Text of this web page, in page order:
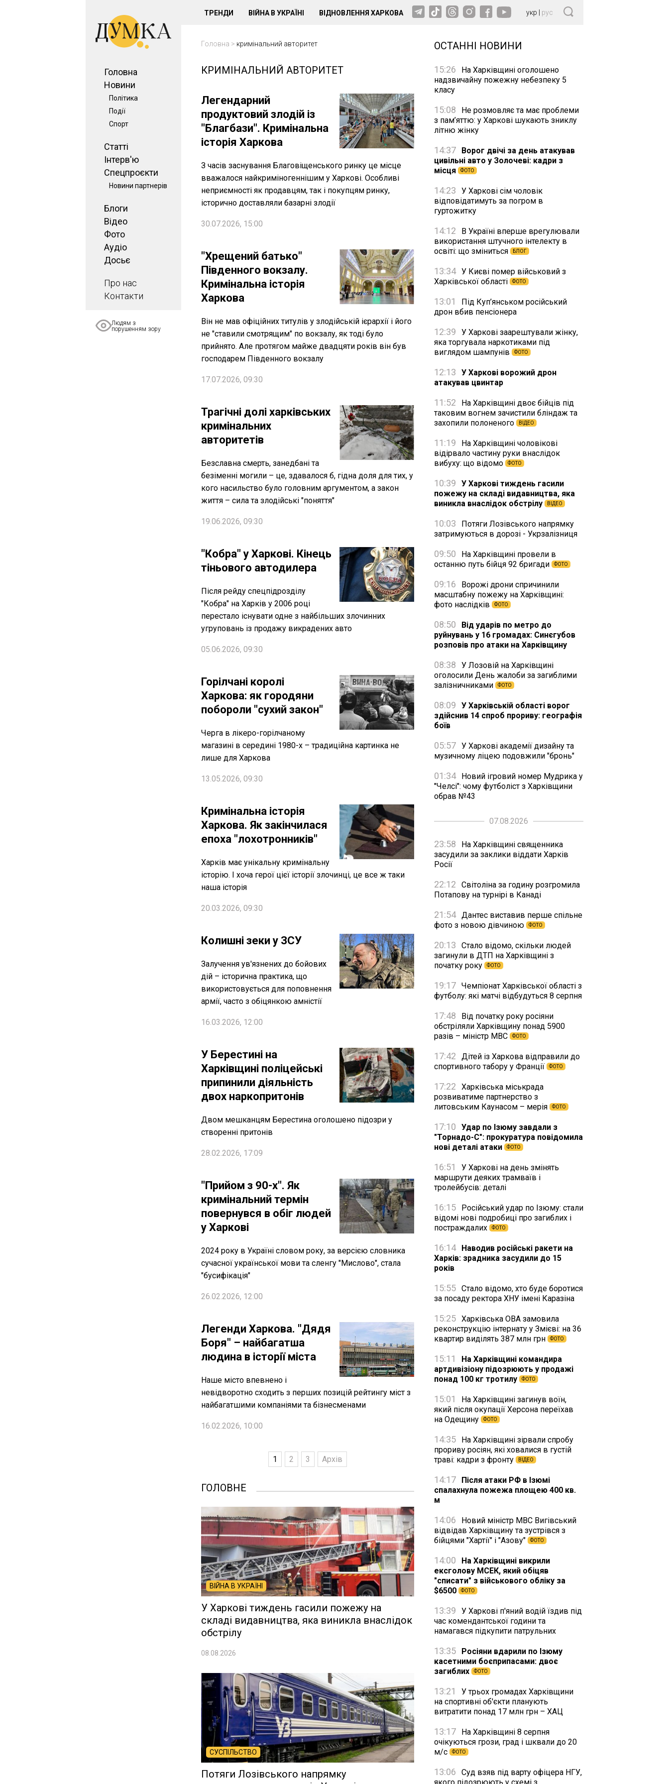
Головна
Новини
Політика
Події
Спорт
Статті
Інтерв'ю
Спецпроєкти
Новини партнерів
Блоги
Відео
Фото
Аудіо
Досьє
Про нас
Контакти
Людям з
порушенням зору
ТРЕНДИ ВІЙНА В УКРАЇНІ ВІДНОВЛЕННЯ ХАРКОВА укр рус
Головна > кримінальний авторитет
КРИМІНАЛЬНИЙ АВТОРИТЕТ
Легендарний
продуктовий злодій із
"Благбази". Кримінальна
історія Харкова
З часів заснування Благовіщенського ринку це місце
вважалося найкриміногеннішим у Харкові. Особливі
неприємності як продавцям, так і покупцям ринку,
історично доставляли базарні злодії
30.07.2026, 15:00
"Хрещений батько"
Південного вокзалу.
Кримінальна історія
Харкова
Він не мав офіційних титулів у злодійській ієрархії і його
не "ставили смотрящим" по вокзалу, як тоді було
прийнято. Але протягом майже двадцяти років він був
господарем Південного вокзалу
17.07.2026, 09:30
Трагічні долі харківських
кримінальних
авторитетів
Безславна смерть, занедбані та
безіменні могили – це, здавалося б, гідна доля для тих, у
кого насильство було головним аргументом, а закон
життя – сила та злодійські "поняття"
19.06.2026, 09:30
"Кобра" у Харкові. Кінець
тіньового автодилера
Після рейду спецпідрозділу
"Кобра" на Харків у 2006 році
перестало існувати одне з найбільших злочинних
угруповань із продажу викрадених авто
05.06.2026, 09:30
Горілчані королі
Харкова: як городяни
побороли "сухий закон"
Черга в лікеро-горілчаному
магазині в середині 1980-х – традиційна картинка не
лише для Харкова
13.05.2026, 09:30
Кримінальна історія
Харкова. Як закінчилася
епоха "лохотронників"
Харків має унікальну кримінальну
історію. І хоча герої цієї історії злочинці, це все ж таки
наша історія
20.03.2026, 09:30
Колишні зеки у ЗСУ
Залучення ув'язнених до бойових
дій – історична практика, що
використовується для поповнення
армії, часто з обіцянкою амністії
16.03.2026, 12:00
У Берестині на
Харківщині поліцейські
припинили діяльність
двох наркопритонів
Двом мешканцям Берестина оголошено підозри у
створенні притонів
28.02.2026, 17:09
"Прийом з 90-х". Як
кримінальний термін
повернувся в обіг людей
у Харкові
2024 року в Україні словом року, за версією словника
сучасної української мови та сленгу "Мислово", стала
"бусифікація"
26.02.2026, 12:00
Легенди Харкова. "Дядя
Боря" – найбагатша
людина в історії міста
Наше місто впевнено і
невідворотно сходить з перших позицій рейтингу міст з
найбагатшими компаніями та бізнесменами
16.02.2026, 10:00
1 2 3 Архів
ГОЛОВНЕ
ВІЙНА В УКРАЇНІ
У Харкові тиждень гасили пожежу на
складі видавництва, яка виникла внаслідок
обстрілу
08.08.2026
СУСПІЛЬСТВО
Потяги Лозівського напрямку
ОСТАННІ НОВИНИ
15:26
На Харківщині оголошено
надзвичайну пожежну небезпеку 5
класу
15:08
Не розмовляє та має проблеми
з пам’яттю: у Харкові шукають зниклу
літню жінку
14:37
Ворог двічі за день атакував
цивільні авто у Золочеві: кадри з
місця
ФОТО
14:23
У Харкові сім чоловік
відповідатимуть за погром в
гуртожитку
14:12
В Україні вперше врегулювали
використання штучного інтелекту в
освіті: що зміниться
БЛОГ
13:34 У Києві помер військовий з
Харківської області
ФОТО
13:01
Під Куп’янськом російський
дрон вбив пенсіонера
12:39
У Харкові заарештували жінку,
яка торгувала наркотиками під
виглядом шампунів
ФОТО
12:13
У Харкові ворожий дрон
атакував цвинтар
11:52
На Харківщині двоє бійців під
таковим вогнем зачистили бліндаж та
захопили полоненого
ВІДЕО
11:19
На Харківщині чоловікові
відірвало частину руки внаслідок
вибуху: що відомо
ФОТО
10:39
У Харкові тиждень гасили
пожежу на складі видавництва, яка
виникла внаслідок обстрілу
ВІДЕО
10:03
Потяги Лозівського напрямку
затримуються в дорозі - Укрзалізниця
09:50
На Харківщині провели в
останню путь бійця 92 бригади
ФОТО
09:16
Ворожі дрони спричинили
масштабну пожежу на Харківщині:
фото наслідків
ФОТО
08:50
Від ударів по метро до
руйнувань у 16 громадах: Синєгубов
розповів про атаки на Харківщину
08:38
У Лозовій на Харківщині
оголосили День жалоби за загиблими
залізничниками
ФОТО
08:09
У Харківській області ворог
здійснив 14 спроб прориву: географія
боїв
05:57 У Харкові академії дизайну та
музичному ліцею подовжили "бронь"
01:34
Новий ігровий номер Мудрика у
"Челсі": чому футболіст з Харківщини
обрав №43
07.08.2026
23:58
На Харківщині священника
засудили за заклики віддати Харків
Росії
22:12
Світоліна за годину розгромила
Потапову на турнірі в Канаді
21:54 Дантес виставив перше спільне
фото з новою дівчиною
ФОТО
20:13
Стало відомо, скільки людей
загинули в ДТП на Харківщині з
початку року
ФОТО
19:17 Чемпіонат Харківської області з
футболу: які матчі відбудуться 8 серпня
17:48
Від початку року росіяни
обстріляли Харківщину понад 5900
разів – міністр МВС
ФОТО
17:42
Дітей із Харкова відправили до
спортивного табору у Франції
ФОТО
17:22
Харківська міськрада
розвиватиме партнерство з
литовським Каунасом – мерія
ФОТО
17:10
Удар по Ізюму завдали з
"Торнадо-С": прокуратура повідомила
нові деталі атаки
ФОТО
16:51
У Харкові на день змінять
маршрути деяких трамваїв і
тролейбусів: деталі
16:15
Російський удар по Ізюму: стали
відомі нові подробиці про загиблих і
постраждалих
ФОТО
16:14
Наводив російські ракети на
Харків: зрадника засудили до 15
років
15:55 Стало відомо, хто буде боротися
за посаду ректора ХНУ імені Каразіна
15:25 Харківська ОВА замовила
реконструкцію інтернату у Змієві: на 36
квартир виділять 387 млн грн
ФОТО
15:11
На Харківщині командира
артдивізіону підозрюють у продажі
понад 100 кг тротилу
ФОТО
15:01
На Харківщині загинув воїн,
який після окупації Херсона переїхав
на Одещину
ФОТО
14:35
На Харківщині зірвали спробу
прориву росіян, які ховалися в густій
траві: кадри з фронту
ВІДЕО
14:17
Після атаки РФ в Ізюмі
спалахнула пожежа площею 400 кв.
м
14:06
Новий міністр МВС Вигівський
відвідав Харківщину та зустрівся з
бійцями "Хартії" і "Азову"
ФОТО
14:00
На Харківщині викрили
ексголову МСЕК, який обіцяв
"списати" з військового обліку за
$6500
ФОТО
13:39
У Харкові п'яний водій їздив під
час комендантської години та
намагався підкупити патрульних
13:35
Росіяни вдарили по Ізюму
касетними боєприпасами: двоє
загиблих
ФОТО
13:21
У трьох громадах Харківщини
на спортивні об'єкти планують
витратити понад 17 млн грн – ХАЦ
13:17
На Харківщині 8 серпня
очікуються грози, град і шквали до 20
м/с
ФОТО
13:06
Суд взяв під варту офіцера НГУ,